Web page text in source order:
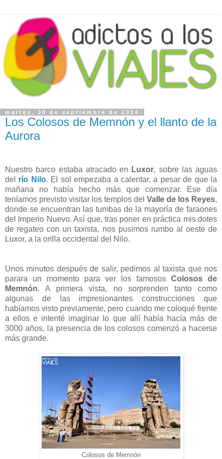
martes, 30 de septiembre de 2014
Los Colosos de Memnón y el llanto de la
Aurora
Nuestro barco estaba atracado en Luxor, sobre las aguas
del río Nilo. El sol empezaba a calentar, a pesar de que la
mañana no había hecho más que comenzar. Ese día
teníamos previsto visitar los templos del Valle de los Reyes,
donde se encuentran las tumbas de la mayoría de faraones
del Imperio Nuevo. Así que, tras poner en práctica mis dotes
de regateo con un taxista, nos pusimos rumbo al oeste de
Luxor, a la orilla occidental del Nilo.
Unos minutos después de salir, pedimos al taxista que nos
parara un momento para ver los famosos Colosos de
Memnón. A primera vista, no sorprenden tanto como
algunas de las impresionantes construcciones que
habíamos visto previamente, pero cuando me coloqué frente
a ellos e intenté imaginar lo que allí había hacía más de
3000 años, la presencia de los colosos comenzó a hacerse
más grande.
Colosos de Memnón